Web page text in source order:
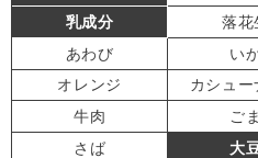
乳成分
落花
あわび
い
オレンジ
カシュー
牛肉
ごま
さば
大